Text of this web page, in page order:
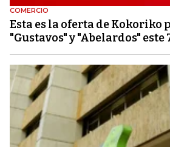
COMERCIO
Esta es la oferta de Kokoriko
"Gustavos" y "Abelardos" este